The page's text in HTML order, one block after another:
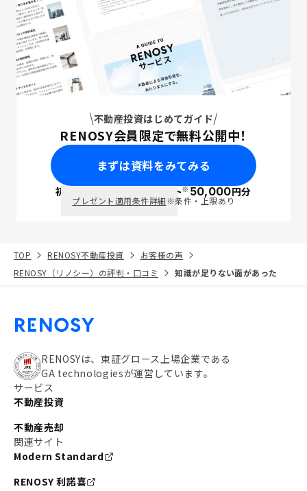
不動産投資はじめてガイド
RENOSY会員限定で無料公開中！
まずは資料をみてみる
初回面談で ポイント※50,000円分
プレゼント適用条件詳細※条件・上限あり
TOP RENOSY不動産投資
お客様の声
RENOSY（リノシー）の評判・口コミ
知識が足りない面があった
RENOSYは、東証グロース上場企業である
GA technologiesが運営しています。
サービス
不動産投資
不動産売却
関連サイト
Modern Standard
RENOSY 利諾喜